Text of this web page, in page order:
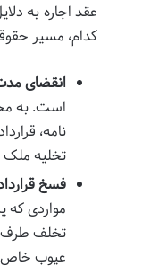
عقد اجاره به
کدام، مسیر
انقضای
است. به
نامه،
تخلیه
فسخ
مواردی که
تخلف طرف
عیوب خاص